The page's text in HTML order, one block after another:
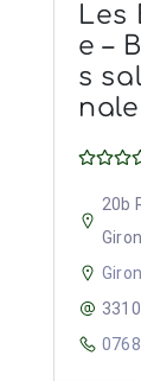
Les
e –
s
20b